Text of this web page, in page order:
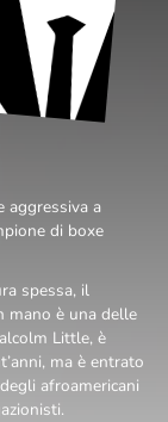
aggressiva a
di boxe
spessa, il
mano è una delle
Little, è
ma è entrato
afroamericani